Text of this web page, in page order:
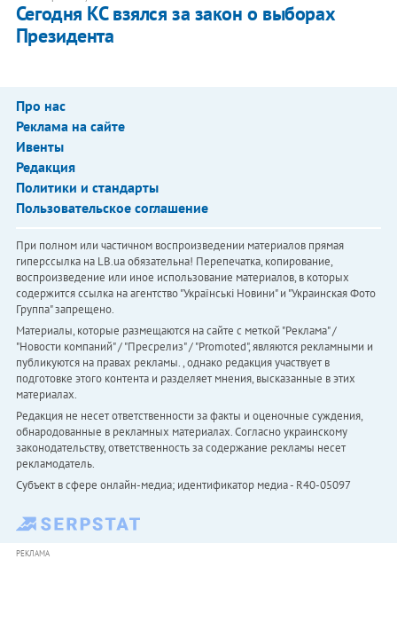
Сегодня КС взялся за закон о выборах
Президента
Про нас
Реклама на сайте
Ивенты
Редакция
Политики и стандарты
Пользовательское соглашение
При полном или частичном воспроизведении материалов прямая
гиперссылка на LB.ua обязательна! Перепечатка, копирование,
воспроизведение или иное использование материалов, в которых
содержится ссылка на агентство "Українськi Новини" и "Украинская Фото
Группа" запрещено.
Материалы, которые размещаются на сайте с меткой "Реклама" /
"Новости компаний" / "Пресрелиз" / "Promoted", являются рекламными и
публикуются на правах рекламы. , однако редакция участвует в
подготовке этого контента и разделяет мнения, высказанные в этих
материалах.
Редакция не несет ответственности за факты и оценочные суждения,
обнародованные в рекламных материалах. Согласно украинскому
законодательству, ответственность за содержание рекламы несет
рекламодатель.
Субъект в сфере онлайн-медиа; идентификатор медиа - R40-05097
РЕКЛАМА